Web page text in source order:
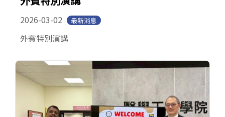
2026-03-02 最新消息
外賓特別演講